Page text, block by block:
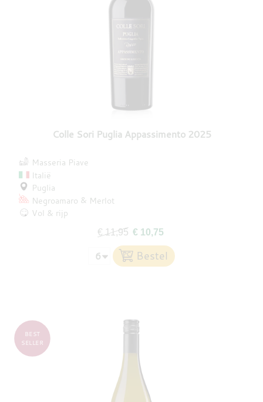
Colle Sori Puglia Appassimento 2025
Masseria Piave
Italië
Puglia
Negroamaro
Merlot
Vol & rijp
€ 11,95 € 10,75
BEST
SELLER